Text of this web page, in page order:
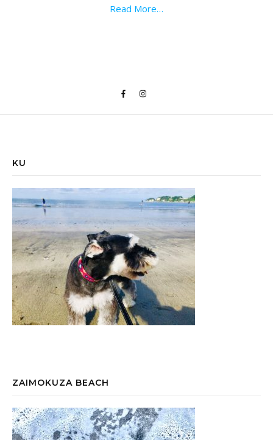
Read More…
KU
ZAIMOKUZA BEACH